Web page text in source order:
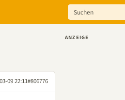
09 22:11#806776
ANZEIGE